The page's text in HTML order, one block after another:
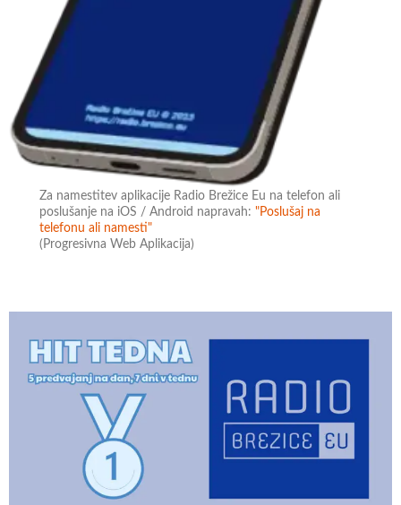
Za namestitev aplikacije Radio Brežice Eu na telefon ali
poslušanje na iOS / Android napravah:"Poslušaj na
telefonu ali namesti"
(Progresivna Web Aplikacija)